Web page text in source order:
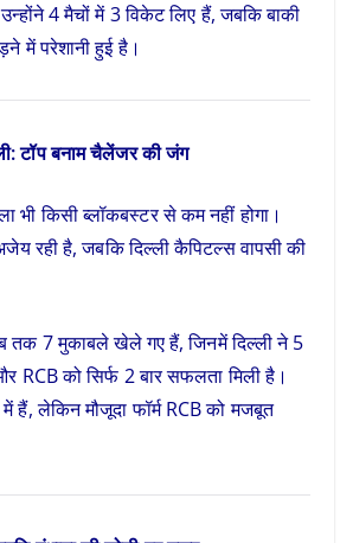
4 मैचों में 3 विकेट लिए हैं, जबकि बाकी
में परेशानी हुई है।
टॉप बनाम चैलेंजर की जंग
भी किसी ब्लॉकबस्टर से कम नहीं होगा।
रही है, जबकि दिल्ली कैपिटल्स वापसी की
तक 7 मुकाबले खेले गए हैं, जिनमें दिल्ली ने 5
RCB को सिर्फ 2 बार सफलता मिली है।
हैं, लेकिन मौजूदा फॉर्म RCB को मजबूत